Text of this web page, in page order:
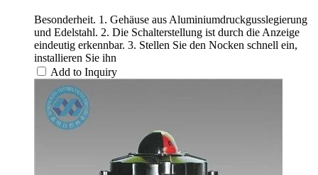
Besonderheit. 1. Gehäuse aus Aluminiumdruckgusslegierung
und Edelstahl. 2. Die Schalterstellung ist durch die Anzeige
eindeutig erkennbar. 3. Stellen Sie den Nocken schnell ein,
installieren Sie ihn
Add to Inquiry